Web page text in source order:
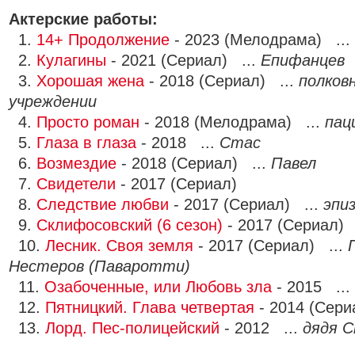
Актерские работы:
1. 14+ Продолжение - 2023 (Мелодрама) ...
2. Кулагины - 2021 (Сериал) ... Епифанцев
3. Хорошая жена - 2018 (Сериал) ...
учреждении
4. Просто роман - 2018 (Мелодрама) ...
5. Глаза в глаза - 2018 ... Стас
6. Возмездие - 2018 (Сериал) ... Павел
7. Свидетели - 2017 (Сериал)
8. Следствие любви - 2017 (Сериал) ...
9. Склифосовский (6 сезон) - 2017
10. Лесник. Своя земля - 2017 (Сериал) ...
Нестеров (Паваротти)
11. Озабоченные, или Любовь зла - 2015 ...
12. Пятницкий. Глава четвертая - 2014
13. Лорд. Пес-полицейский - 2012 ... дядя